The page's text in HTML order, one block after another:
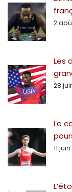
2
Les
28
Le
11